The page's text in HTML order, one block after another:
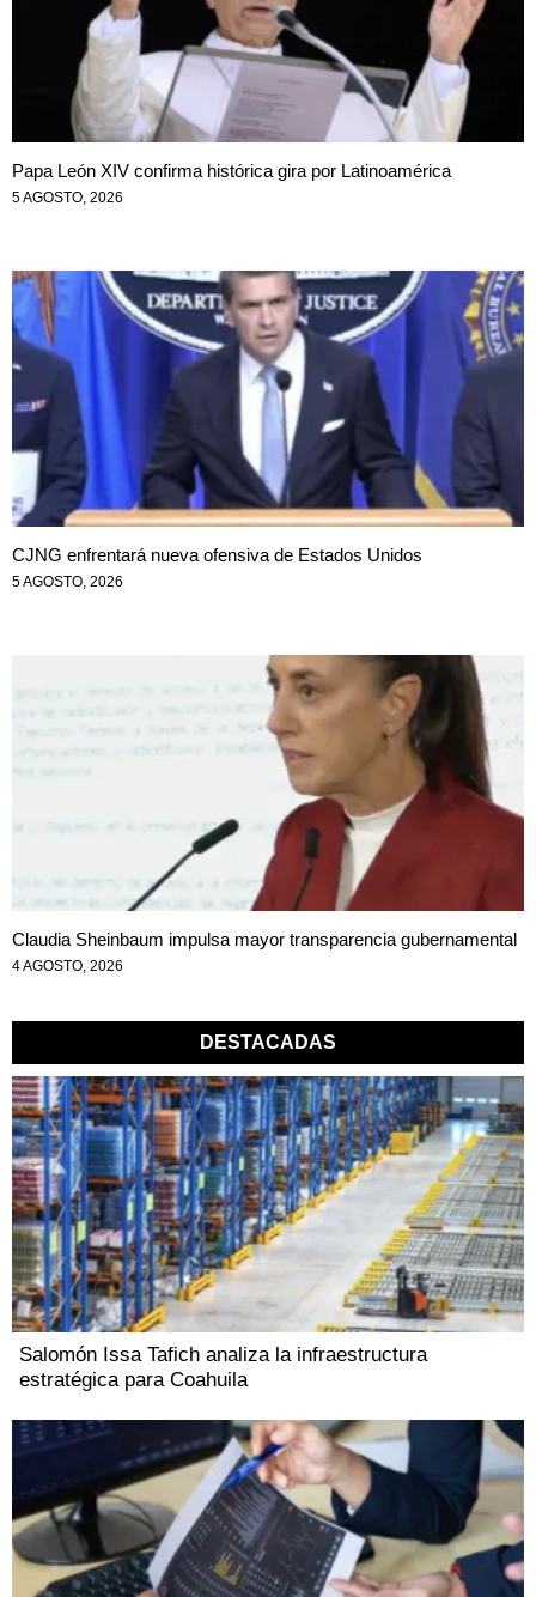
Papa León XIV confirma histórica gira por Latinoamérica
5 AGOSTO, 2026
CJNG enfrentará nueva ofensiva de Estados Unidos
5 AGOSTO, 2026
Claudia Sheinbaum impulsa mayor transparencia gubernamental
4 AGOSTO, 2026
DESTACADAS
Salomón Issa Tafich analiza la infraestructura
estratégica para Coahuila